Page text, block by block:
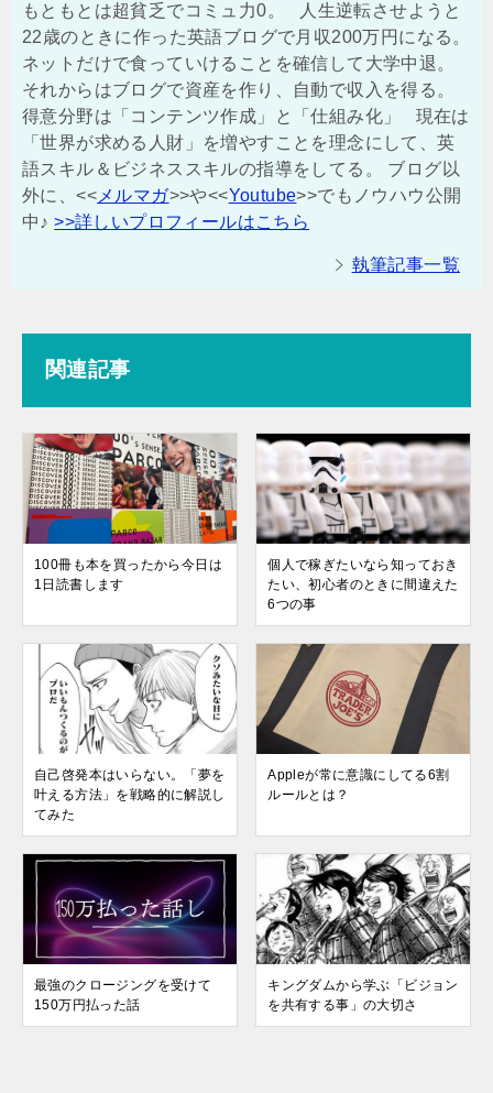
もともとは超貧乏でコミュ力0。 人生逆転させようと
22歳のときに作った英語ブログで月収200万円になる。
ネットだけで食っていけることを確信して大学中退。
それからはブログで資産を作り、自動で収入を得る。
得意分野は「コンテンツ作成」と「仕組み化」 現在は
「世界が求める人財」を増やすことを理念にして、英
語スキル＆ビジネススキルの指導をしてる。 ブログ以
外に、<< メルマガ>>や<<Youtube>>でもノウハウ公開
中♪>>詳しいプロフィールはこちら
執筆記事一覧
関連記事
100冊も本を買ったから今日は
1日読書します
個人で稼ぎたいなら知っておき
たい、初心者のときに間違えた
6つの事
自己啓発本はいらない。「夢を
叶える方法」を戦略的に解説し
てみた
Appleが常に意識にしてる6割
ルールとは？
最強のクロージングを受けて
150万円払った話
キングダムから学ぶ「ビジョン
を共有する事」の大切さ